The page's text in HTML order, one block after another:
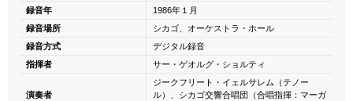
録音年
1986年１月
録音場所
シカゴ、オーケストラ・ホール
録音方式
デジタル録音
指揮者
サー・ゲオルグ・ショルティ
演奏者
ジークフリート・イェルサレム（テノー
ル）、シカゴ交響合唱団（合唱指揮：マーガ